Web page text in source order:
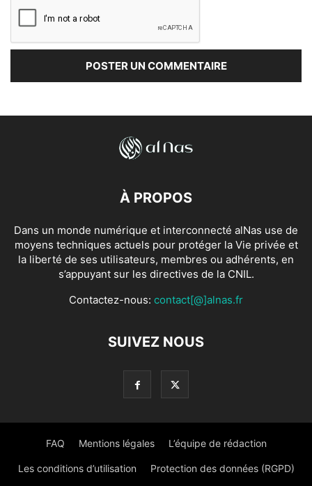
À PROPOS
Dans un monde numérique et interconnecté alNas use de
moyens techniques actuels pour protéger la Vie privée et
la liberté de ses utilisateurs, membres ou adhérents, en
s’appuyant sur les directives de la CNIL.
Contactez-nous: contact[@]alnas.fr
SUIVEZ NOUS
FAQ Mentions légales L’équipe de rédaction
Les conditions d’utilisation Protection des données (RGPD)